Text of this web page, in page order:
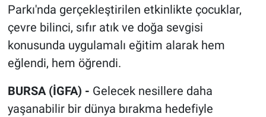
Parkı'nda gerçekleştirilen etkinlikte çocuklar,
çevre bilinci, sıfır atık ve doğa sevgisi
konusunda uygulamalı eğitim alarak hem
eğlendi, hem öğrendi.
BURSA (İGFA) - Gelecek nesillere daha
yaşanabilir bir dünya bırakma hedefiyle